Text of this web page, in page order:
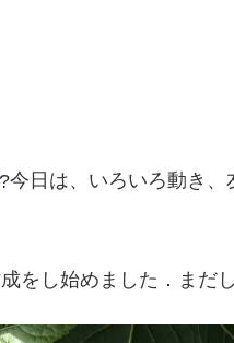
今日は、いろいろ動き、
をし始めました．まだ